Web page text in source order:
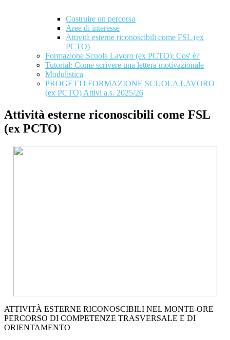
Costruire un percorso
Aree di interesse
Attività esterne riconoscibili come FSL (ex
PCTO)
Formazione Scuola Lavoro (ex PCTO): Cos' è?
Tutorial: Come scrivere una lettera motivazionale
Modulistica
PROGETTI FORMAZIONE SCUOLA LAVORO
(ex PCTO) Attivi a.s. 2025/26
Attività esterne riconoscibili come FSL
(ex PCTO)
ATTIVITÀ ESTERNE RICONOSCIBILI NEL MONTE-ORE
PERCORSO DI COMPETENZE TRASVERSALE E DI
ORIENTAMENTO